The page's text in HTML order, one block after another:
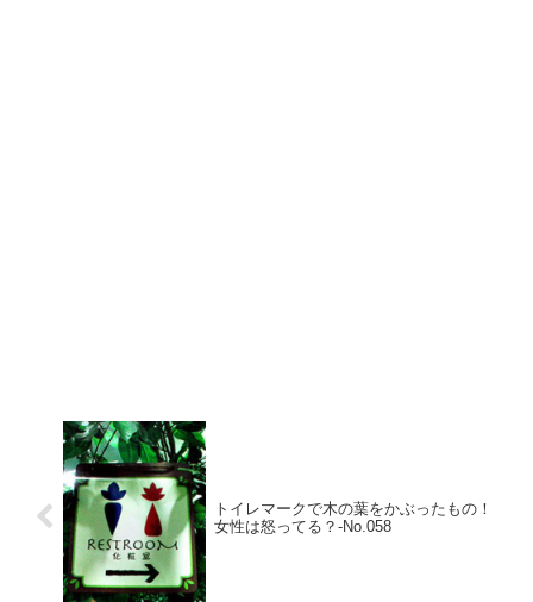
トイレマークで木の葉をかぶったもの！
女性は怒ってる？‐No.058